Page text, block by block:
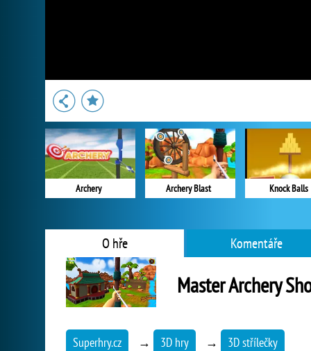
Archery Archery Blast Knock Balls
O hře Komentáře
Master Archery
Superhry.cz → 3D hry → 3D střílečky